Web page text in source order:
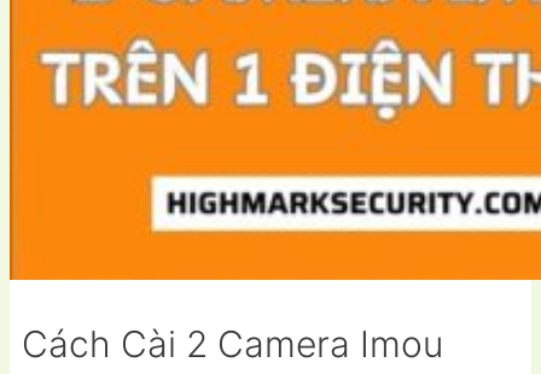
Cách Cài 2 Camera Imou